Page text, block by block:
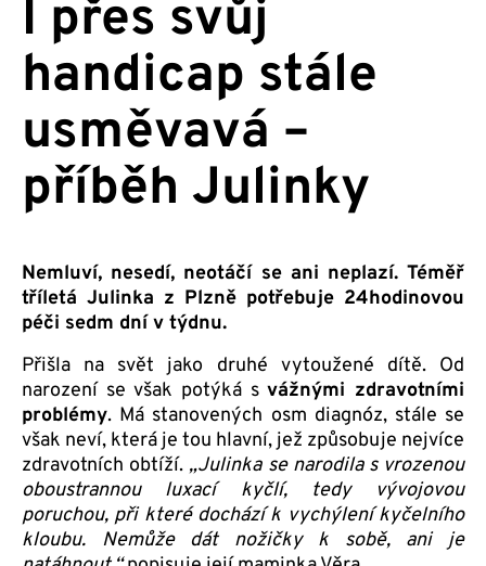
I přes svůj
handicap stále
usměvavá –
příběh Julinky
Nemluví, nesedí, neotáčí se ani neplazí. Téměř
tříletá Julinka z Plzně potřebuje 24hodinovou
péči sedm dní v týdnu.
Přišla na svět jako druhé vytoužené dítě. Od
narození se však potýká svážnými zdravotními
problémy. Má stanovených osm diagnóz, stále se
však neví, která je tou hlavní, jež způsobuje nejvíce
zdravotních obtíží. „Julinka se narodila s vrozenou
oboustrannou luxací kyčlí, tedy vývojovou
poruchou, při které dochází k vychýlení kyčelního
kloubu.
Nemůže dát nožičky k sobě, ani je